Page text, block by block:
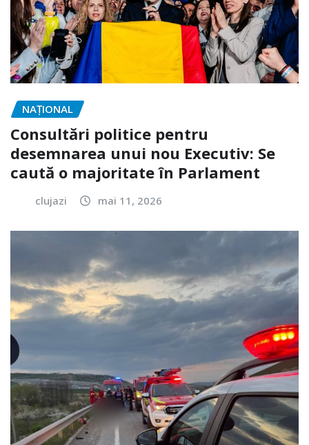
NAŢIONAL
Consultări politice pentru
desemnarea unui nou Executiv: Se
caută o majoritate în Parlament
clujazi mai 11, 2026